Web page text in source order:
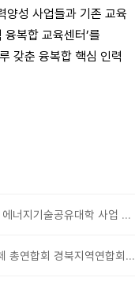
양성 사업들과 기존 교육
복합 교육센터’를
갖춘 융복합 핵심 인력
포스텍, 지역 원자력산업 기반 에너지기술공유대학 사업 출범
2024.07.15윤건수 교수, 한국과학기술단체 총연합회 경북지역연합회, 핵융합 산업생태계 상생발전 방향에 관한 포럼 개최